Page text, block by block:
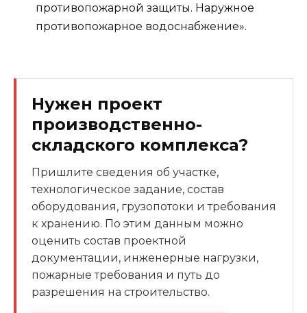
противопожарной защиты. Наружное
противопожарное водоснабжение».
Нужен проект
производственно-
складского комплекса?
Пришлите сведения об участке,
технологическое задание, состав
оборудования, грузопотоки и требования
к хранению. По этим данным можно
оценить состав проектной
документации, инженерные нагрузки,
пожарные требования и путь до
разрешения на строительство.